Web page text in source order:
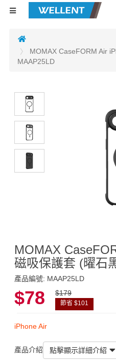
MOMAX CaseFORM Air
MAAP25LD
MOMAX
磁吸保護套 (曜石
產品編號: MAAP25LD
$78 $179
節省 $101
iPhone Air
產品介紹 點擊顯示詳細介紹